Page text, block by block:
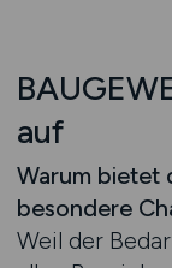
auf
Warum bietet
besondere
Weil der